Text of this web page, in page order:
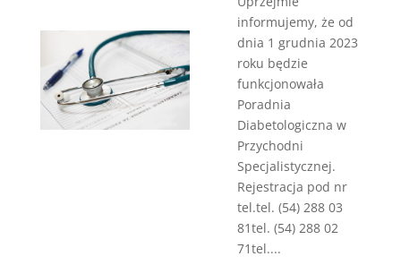
informujemy, że od
dnia 1 grudnia 2023
roku będzie
funkcjonowała
Poradnia
Diabetologiczna w
Przychodni
Specjalistycznej.
Rejestracja pod nr
tel.tel. (54) 288 03
81tel. (54) 288 02
71tel....